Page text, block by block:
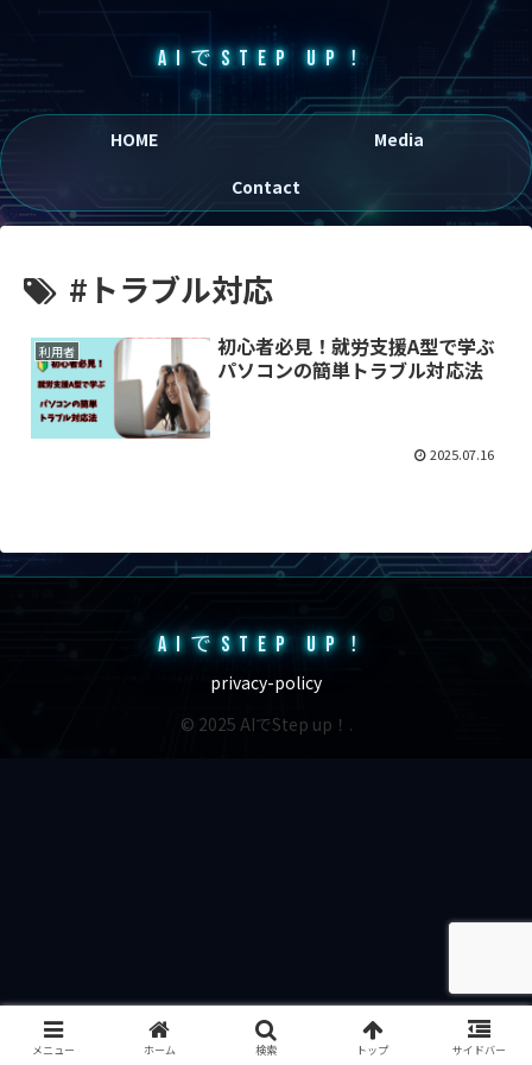
AIでSTEP UP！
HOME
Media
Contact
#トラブル対応
利用者
初心者必見！就労支援A型で学ぶ
パソコンの簡単トラブル対応法
2025.07.16
AIでSTEP UP！
privacy-policy
© 2025 AIでStep up！.
メニュー ホーム 検索 トップ サイドバー